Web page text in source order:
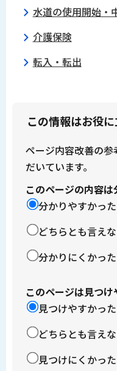
水道の使用開始・
介護保険
転入・転出
この情報はお役
ページ内容改善の
だいています。
このページの内容
分かりやすかった
どちらとも言え
分かりにくかった
このページは見つ
見つけやすかった
どちらとも言え
見つけにくかった